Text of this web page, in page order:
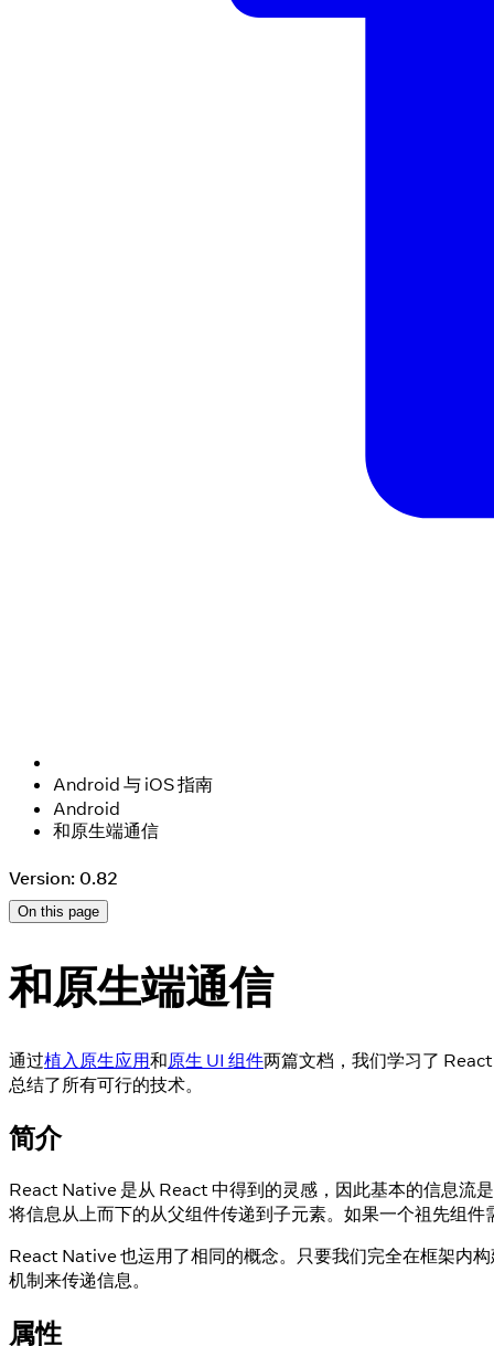
Android 与 iOS 指南
Android
和原生端通信
Version: 0.82
On this page
和原生端通信
通过植入原生应用和原生 UI 组件两篇文档，我们学习了
总结了所有可行的技术。
简介
React Native 是从 React 中得到的灵感，因此基本的信息流
将信息从上而下的从父组件传递到子元素。如果一个祖先组
React Native 也运用了相同的概念。只要我们完全在框架内
机制来传递信息。
属性